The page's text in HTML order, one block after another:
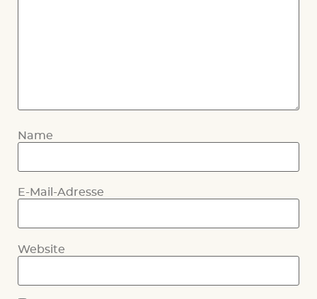
Name
E-Mail-Adresse
Website